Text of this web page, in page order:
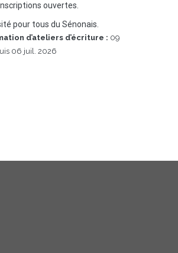
ouvertes.
pour tous du Sénonais.
d’ateliers d’écriture : 09
06 juil. 2026